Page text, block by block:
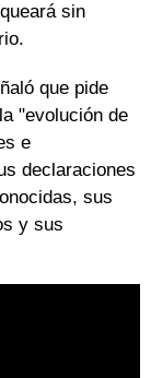
sin
que pide
"evolución de
e
declaraciones
sus
y sus